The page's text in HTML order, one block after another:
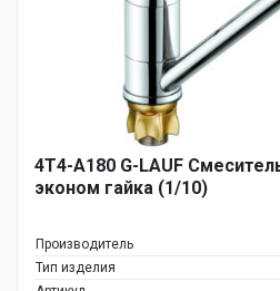
4T4-A180 G-LAUF
эконом гайка (1/10)
Производитель
Тип изделия